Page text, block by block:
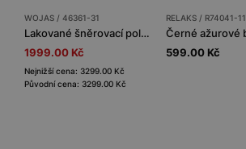
WOJAS / 46361-31
Lakované šněrovací polobotky dámské z vrásčité kůže
1999.00 Kč
Nejnižší cena: 3299.00 Kč
Původní cena: 3299.00 Kč
RELAKS / R74041-11
599.00 Kč